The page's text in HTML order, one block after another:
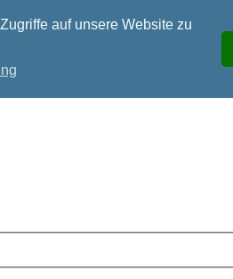
auf unsere Website zu